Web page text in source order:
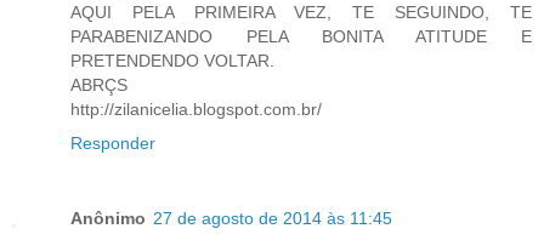
AQUI PELA PRIMEIRA VEZ, TE SEGUINDO, TE
PARABENIZANDO PELA BONITA ATITUDE E
PRETENDENDO VOLTAR.
ABRÇS
http://zilanicelia.blogspot.com.br/
Responder
Anônimo 27 de agosto de 2014 às 11:45